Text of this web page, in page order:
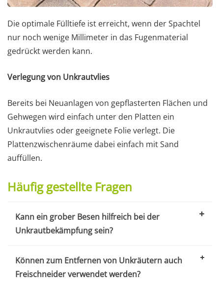
Die optimale Fülltiefe ist erreicht, wenn der Spachtel
nur noch wenige Millimeter in das Fugenmaterial
gedrückt werden kann.
Verlegung von Unkrautvlies
Bereits bei Neuanlagen von gepflasterten Flächen und
Gehwegen wird einfach unter den Platten ein
Unkrautvlies oder geeignete Folie verlegt. Die
Plattenzwischenräume dabei einfach mit Sand
auffüllen.
Häufig gestellte Fragen
Kann ein grober Besen hilfreich bei der
Unkrautbekämpfung sein?
Können zum Entfernen von Unkräutern auch
Freischneider verwendet werden?